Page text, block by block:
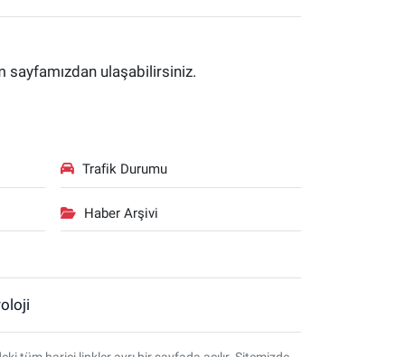
sayfamızdan ulaşabilirsiniz.
Trafik Durumu
Haber Arşivi